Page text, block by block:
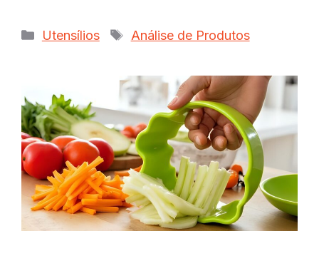
Categorias
Utensílios Tags
Análise de Produtos